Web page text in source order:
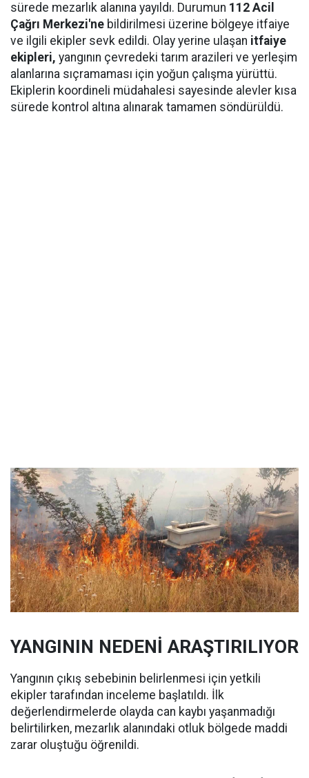
sürede mezarlık alanına yayıldı. Durumun 112 Acil
Çağrı Merkezi'ne bildirilmesi üzerine bölgeye itfaiye
ve ilgili ekipler sevk edildi. Olay yerine ulaşan itfaiye
ekipleri, yangının çevredeki tarım arazileri ve yerleşim
alanlarına sıçramaması için yoğun çalışma yürüttü.
Ekiplerin koordineli müdahalesi sayesinde alevler kısa
sürede kontrol altına alınarak tamamen söndürüldü.
YANGININ NEDENİ ARAŞTIRILIYOR
Yangının çıkış sebebinin belirlenmesi için yetkili
ekipler tarafından inceleme başlatıldı. İlk
değerlendirmelerde olayda can kaybı yaşanmadığı
belirtilirken, mezarlık alanındaki otluk bölgede maddi
zarar oluştuğu öğrenildi.